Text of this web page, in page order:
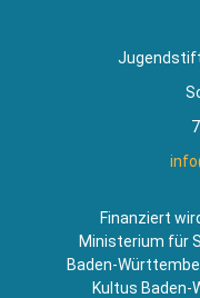
Finanziert
Ministerium für
Baden-
Kultus Baden-